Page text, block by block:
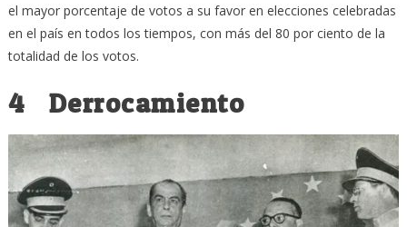
el mayor porcentaje de votos a su favor en elecciones celebradas
en el país en todos los tiempos, con más del 80 por ciento de la
totalidad de los votos.
4 Derrocamiento